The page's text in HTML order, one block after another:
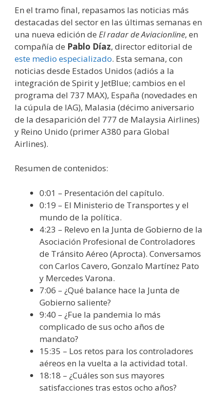
En el tramo final, repasamos las noticias más
destacadas del sector en las últimas semanas en
una nueva edición de El radar de Aviacionline, en
compañía de Pablo Díaz, director editorial de
este medio especializado. Esta semana, con
noticias desde Estados Unidos (adiós a la
integración de Spirit y JetBlue; cambios en el
programa del 737 MAX), España (novedades en
la cúpula de IAG), Malasia (décimo aniversario
de la desaparición del 777 de Malaysia Airlines)
y Reino Unido (primer A380 para Global
Airlines).
Resumen de contenidos:
0:01 – Presentación del capítulo.
0:19 – El Ministerio de Transportes y el
mundo de la política.
4:23 – Relevo en la Junta de Gobierno de la
Asociación Profesional de Controladores
de Tránsito Aéreo (Aprocta). Conversamos
con Carlos Cavero, Gonzalo Martínez Pato
y Mercedes Varona.
7:06 – ¿Qué balance hace la Junta de
Gobierno saliente?
9:40 – ¿Fue la pandemia lo más
complicado de sus ocho años de
mandato?
15:35 – Los retos para los controladores
aéreos en la vuelta a la actividad total.
18:18 – ¿Cuáles son sus mayores
satisfacciones tras estos ocho años?